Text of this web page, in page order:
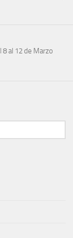
8 al 12 de Marzo